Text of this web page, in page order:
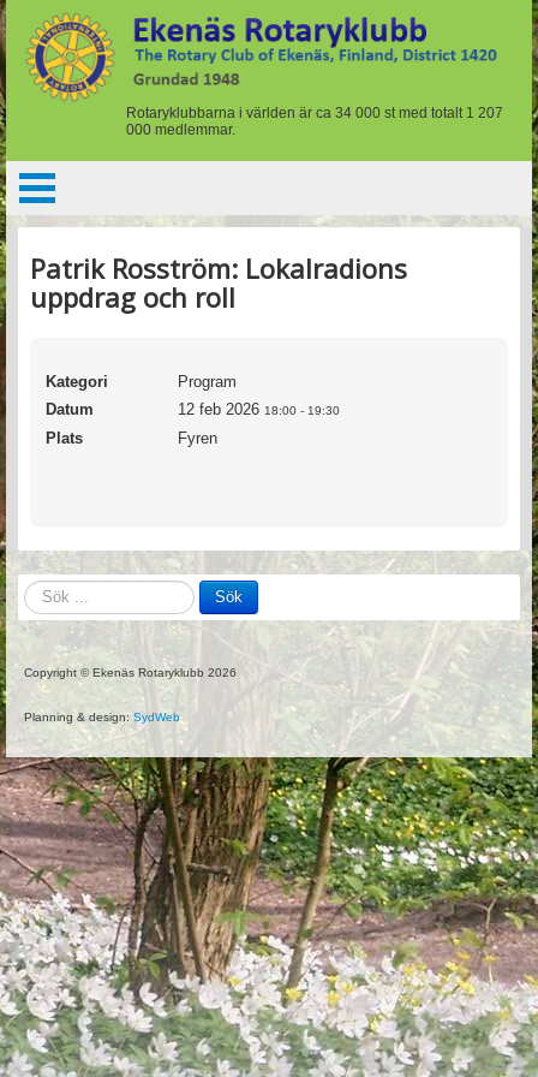
Rotaryklubbarna i världen är ca 34 000 st med totalt 1 207
000 medlemmar.
Patrik Rosström: Lokalradions
uppdrag och roll
Kategori
Program
Datum
12 feb 2026 18:00- 19:30
Plats Fyren
Sök
på
hemsidan
Sök
Copyright © Ekenäs Rotaryklubb 2026
Planning & design: SydWeb